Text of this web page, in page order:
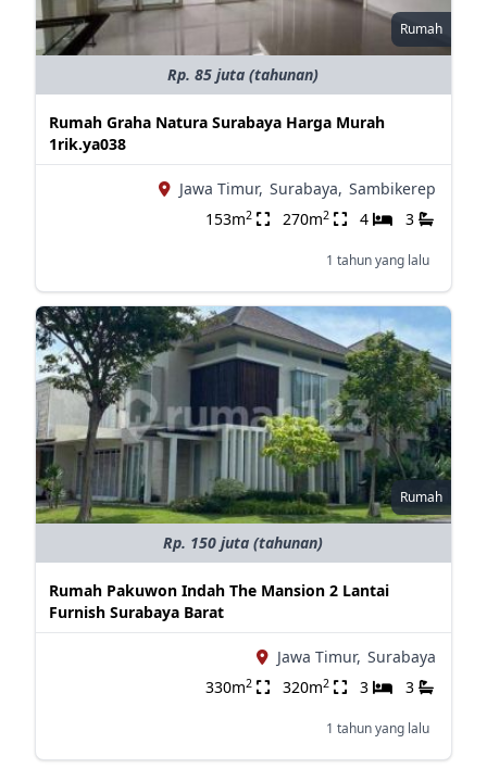
Rumah
Rp. 85 juta (tahunan)
Rumah Graha Natura Surabaya Harga Murah
1rik.ya038
Jawa Timur, Surabaya, Sambikerep
153m2 270m2 4 3
1 tahun yang lalu
Rumah
Rp. 150 juta (tahunan)
Rumah Pakuwon Indah The Mansion 2 Lantai
Furnish Surabaya Barat
Jawa Timur, Surabaya
330m2 320m2 3 3
1 tahun yang lalu